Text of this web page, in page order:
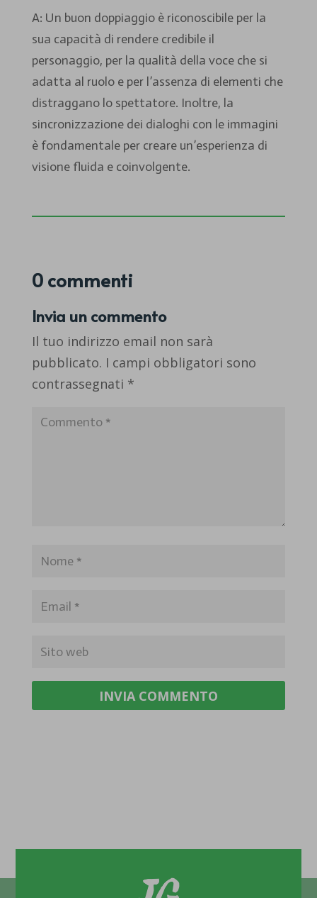
A: Un buon doppiaggio è riconoscibile per la
sua capacità di rendere credibile il
personaggio, per la qualità della voce che si
adatta al ruolo e per l’assenza di elementi che
distraggano lo spettatore. Inoltre, la
sincronizzazione dei dialoghi con le immagini
è fondamentale per creare un’esperienza di
visione fluida e coinvolgente.
0 commenti
Invia un commento
Il tuo indirizzo email non sarà
pubblicato. I campi obbligatori sono
contrassegnati *
INVIA COMMENTO